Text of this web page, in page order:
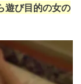
遊び目的の女の